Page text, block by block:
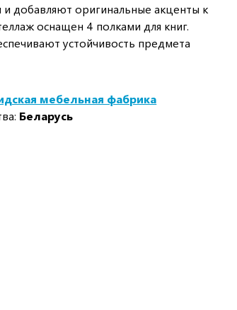
добавляют оригинальные акценты к
оснащен 4 полками для книг.
устойчивость предмета
мебельная фабрика
Беларусь